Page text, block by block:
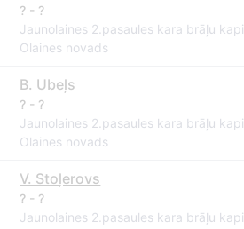
? - ?
Jaunolaines 2.pasaules kara brāļu kapi
Olaines novads
B. Ubeļs
? - ?
Jaunolaines 2.pasaules kara brāļu kapi
Olaines novads
V. Stoļerovs
? - ?
Jaunolaines 2.pasaules kara brāļu kapi